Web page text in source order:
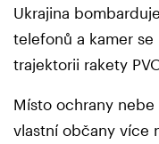
Ukrajina
telefonů a kamer se
trajektorii rakety
Místo ochrany nebe
vlastní občany více